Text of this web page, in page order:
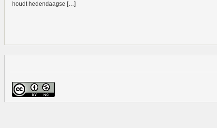
houdt hedendaagse […]